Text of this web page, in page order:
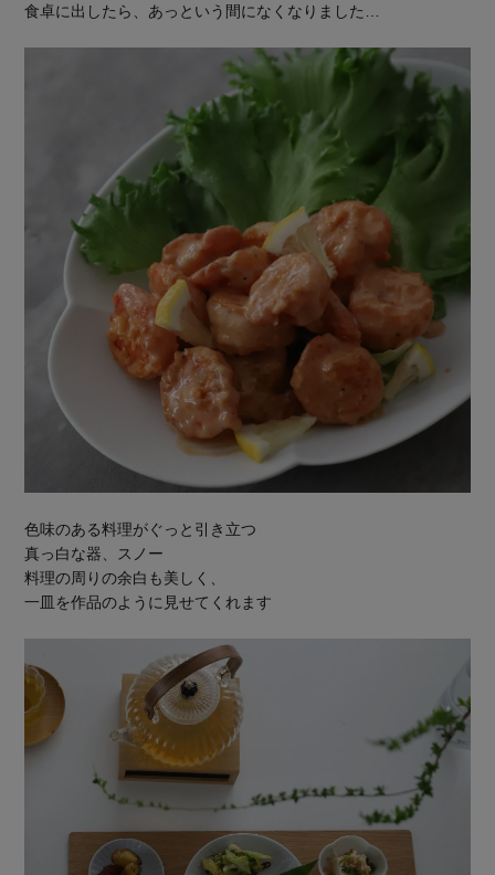
食卓に出したら、あっという間になくなりました…
色味のある料理がぐっと引き立つ
真っ白な器、スノー
料理の周りの余白も美しく、
一皿を作品のように見せてくれます